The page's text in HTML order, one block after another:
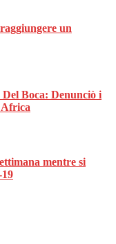
un
Boca: Denunciò i
mentre si